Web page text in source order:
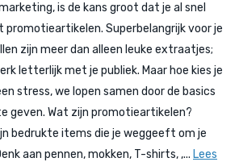
is de kans groot dat je al snel
promotieartikelen. Superbelangrijk voor je
zijn meer dan alleen leuke extraatjes;
letterlijk met je publiek. Maar hoe kies je
stress, we lopen samen door de basics
geven. Wat zijn promotieartikelen?
bedrukte items die je weggeeft om je
aan pennen, mokken, T-shirts, ,... Lees